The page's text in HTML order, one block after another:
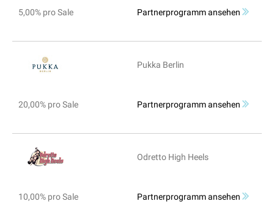
5,00% pro Sale Partnerprogramm ansehen
Pukka Berlin
20,00% pro Sale Partnerprogramm ansehen
Odretto High Heels
10,00% pro Sale Partnerprogramm ansehen